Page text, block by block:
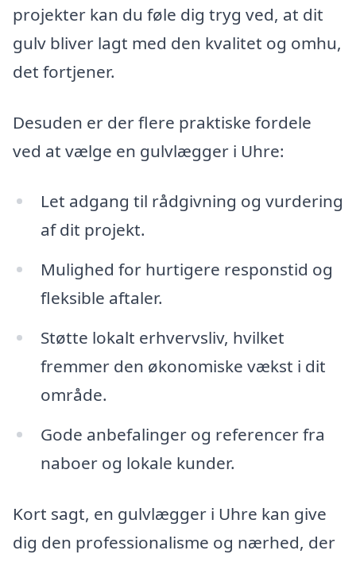
projekter kan du føle dig tryg ved, at dit
gulv bliver lagt med den kvalitet og omhu,
det fortjener.
Desuden er der flere praktiske fordele
ved at vælge en gulvlægger i Uhre:
Let adgang til rådgivning og vurdering
af dit projekt.
Mulighed for hurtigere responstid og
fleksible aftaler.
Støtte lokalt erhvervsliv, hvilket
fremmer den økonomiske vækst i dit
område.
Gode anbefalinger og referencer fra
naboer og lokale kunder.
Kort sagt, en gulvlægger i Uhre kan give
dig den professionalisme og nærhed, der